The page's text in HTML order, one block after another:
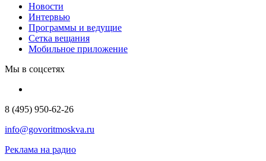
Новости
Интервью
Программы и ведущие
Сетка вещания
Мобильное приложение
Мы в соцсетях
8 (495) 950-62-26
info@govoritmoskva.ru
Реклама на радио